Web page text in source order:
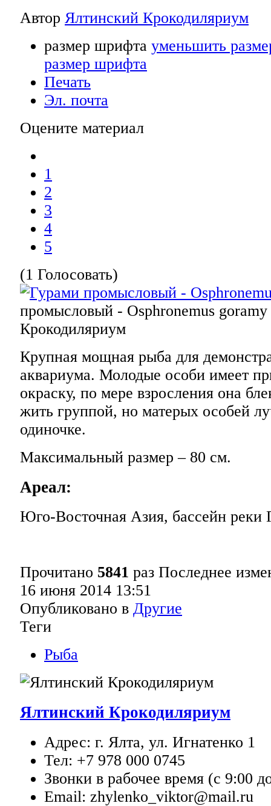
Автор Ялтинский Крокодиляриум
размер шрифта уменьшить
размер шрифта
Печать
Эл. почта
Оцените материал
1
2
3
4
5
(1 Голосовать)
промысловый - Osphronemus goramy
Крокодиляриум
Крупная мощная рыба для
аквариума. Молодые особи имеет
окраску, по мере взросления она
жить группой, но матерых особей
одиночке.
Максимальный размер – 80 см.
Ареал:
Юго-Восточная Азия, бассейн реки
Прочитано 5841 раз Последнее
16 июня 2014 13:51
Опубликовано в Другие
Теги
Рыба
Ялтинский Крокодиляриум
Адрес: г. Ялта, ул. Игнатенко 1
Тел: +7 978 000 0745
Звонки в рабочее время (с 9:00
Email: zhylenko_viktor@mail.ru